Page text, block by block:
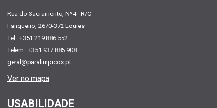
Rua do Sacramento, Nº4 - R/C
Fanqueiro, 2670-372 Loures
Tel.: +351 219 886 552
Telem.: +351 937 885 908
geral@paralimpicos.pt
Ver no mapa
USABILIDADE